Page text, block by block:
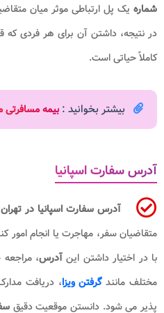
شماره یک پل ارتباطی موثر میان
در نتیجه، داشتن آن برای هر فردی که
کاملاً حیاتی است.
بیشتر بخوانید : بیمه
آدرس سفارت اسپانیا
آدرس سفارت اسپانیا در تهران
متقاضیان سفر، مهاجرت یا انجام امور
با در اختیار داشتن اینآدرس،
مختلف مانندگرفتن ویزا، دریافت
پذیر می شود. دانستن موقعیت دقیق